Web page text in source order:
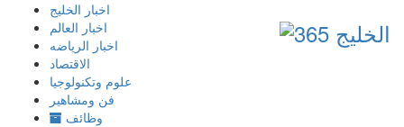
إذهب
المحتوى
اخبار الخليج
اخبار العالم
اخبار الرياضه
الاقتصاد
علوم وتكنولوجيا
فن ومشاهير
وظائف